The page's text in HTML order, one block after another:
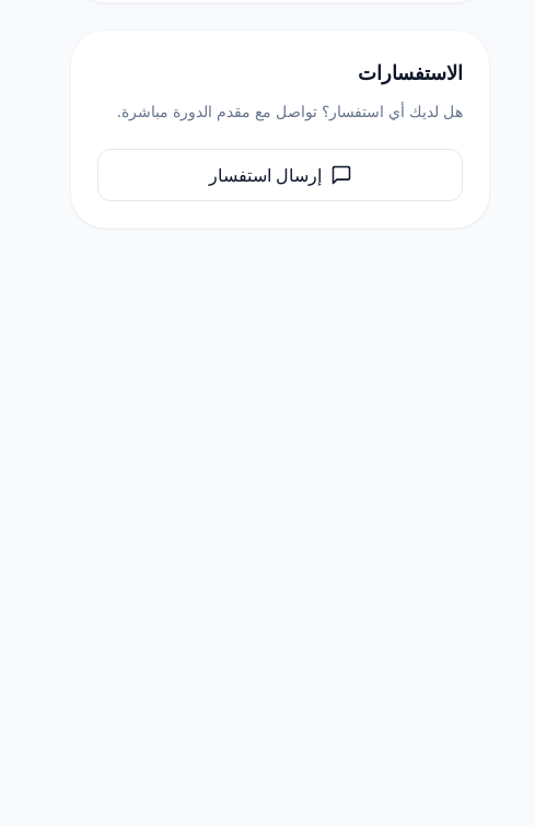
الاستفسارات
هل لديك أي استفسار؟ تواصل مع مقدم الدورة مباشرة.
إرسال استفسار